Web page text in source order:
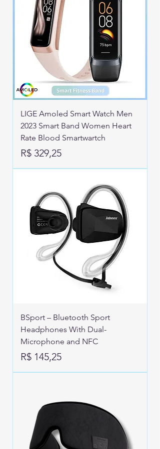
LIGE Amoled Smart Watch Men
2023 Smart Band Women Heart
Rate Blood Smartwartch
Preço
R$ 329,25
BSport – Bluetooth Sport
Headphones With Dual-
Microphone and NFC
Preço
R$ 145,25